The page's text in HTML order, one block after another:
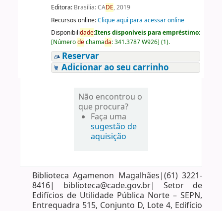
Editora: Brasília: CADE, 2019
Recursos online:Clique aqui para acessar online
Disponibilidade:Itens disponíveis para empréstimo:
[Númerodechamada:341.3787 W926] (1).
Reservar
Adicionar ao seu carrinho
Não encontrou o
que procura?
Faça uma
sugestão de
aquisição
Biblioteca Agamenon Magalhães|(61) 3221-
8416| biblioteca@cade.gov.br| Setor de
Edifícios de Utilidade Pública Norte – SEPN,
Entrequadra 515, Conjunto D, Lote 4, Edifício